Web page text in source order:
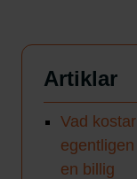
Artiklar
Vad kostar
egentligen
en billig